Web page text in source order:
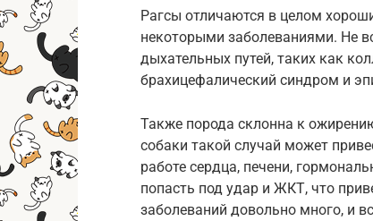
Рагсы отличаются в целом
некоторыми заболеваниями. Не
дыхательных путей, таких как
брахицефалический синдром и
Также порода склонна к
собаки такой случай может
работе сердца, печени,
попасть под удар и ЖКТ, что
заболеваний довольно много, и